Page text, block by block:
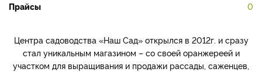
Прайсы 0
Центра садоводства «Наш Сад» открылся в 2012г. и сразу
стал уникальным магазином – со своей оранжереей и
участком для выращивания и продажи рассады, саженцев,